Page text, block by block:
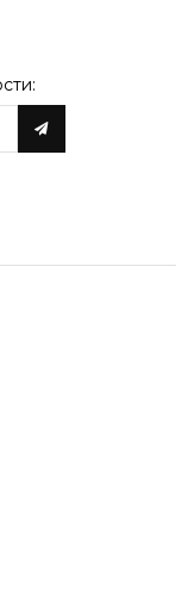
волосы. Green
запросы о
разработана,
различным
и гарантируют
позиции
года бренд Green
Green Light.